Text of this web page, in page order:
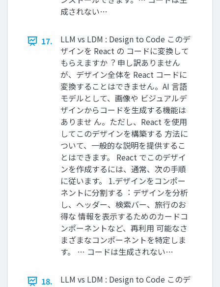
成されない…
17.
LLM vs LDM : Design to Code このデ
ザインを React の コードに変換して
もらえますか︖ 申し訳ありません
が、デザイン全体を React コードに
変換することはできません。AI ⾔語
モデルとして、画像や ビジュアルデ
ザインからコードを⽣成する機能は
ありませ ん。ただし、React を使⽤
してこのデザインを構築する ⽅法に
ついて、⼀般的な説明を提供するこ
とはできます。 React でこのデザイ
ンを作成するには、通常、次の⼿順
に従います。 1.デザインをコンポー
ネントに分割する︓ デザインを分析
し、ヘッダー、検索バー、旅⾏のお
得な 情報を表⽰するためのカードコ
ンポーネントなど、再利⽤ 可能なさ
まざまなコンポーネントを特定しま
す。 … コードは⽣成されない…
18.
LLM vs LDM : Design to Code このデ